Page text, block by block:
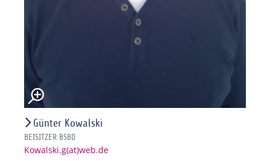
Günter Kowalski
BEISITZER BSBD
Kowalski.g(at)web.de